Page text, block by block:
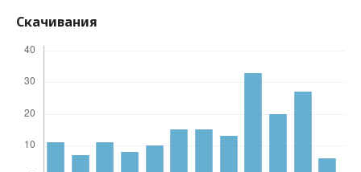
Скачивания